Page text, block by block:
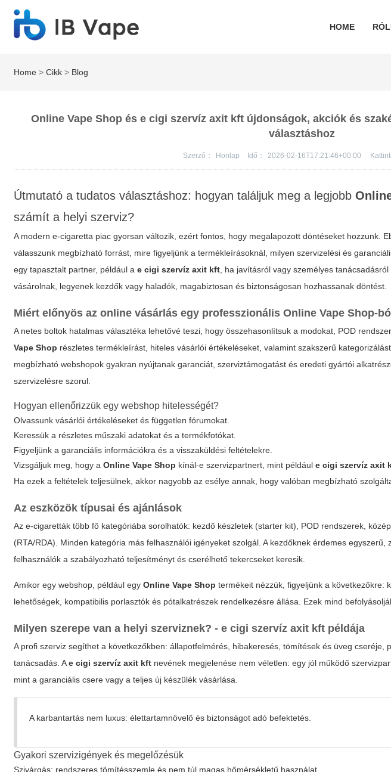
HOME
Home >Cikk > Blog
Online Vape Shop és e cigi szervíz axit kft újdonságok, akciók és
választáshoz
Szerző： Honlap Idő： 2026-02-16T17:21:46+00:00
Útmutató a tudatos választáshoz: hogyan találjuk meg a legjobb
számít a helyi szerviz?
A modern e-cigaretta piac gyorsan változik, ezért fontos, hogy megalapozott döntéseket hozzunk.
válasszunk megbízható forrást, mire figyeljünk a termékleírásoknál, milyen szervizelési és
egy tapasztalt partner, például ae cigi szervíz axit kft , ha javításról vagy személyes
vásárolnak, legyenek kezdők vagy haladók, magabiztosan és biztonságosan hozhassanak döntést.
Miért előnyös az online vásárlás egy professzionálisOnline Vape Shop-
A netes boltok hatalmas választéka lehetővé teszi, hogy összehasonlítsuk a modokat, POD
Vape Shop részletes termékleírást, hiteles vásárlói értékeléseket, valamint szakszerű
megbízható webshopok gyakran nyújtanak garanciát, szerviztámogatást és eredeti gyártói
szervizelésre szorul.
Hogyan ellenőrizzük egy webshop hitelességét?
Olvassunk vásárlói értékeléseket és független fórumokat.
Keressük a részletes műszaki adatokat és a termékfotókat.
Figyeljünk a garanciális információkra és a visszaküldési feltételekre.
Vizsgáljuk meg, hogy aOnline Vape Shop kínál-e szervizpartnert, mint példáule cigi szervíz axit
Ha ezek a feltételek teljesülnek, akkor nagyobb az esélye annak, hogy valóban megbízható
Az eszközök típusai és ajánlások
Az e-cigaretták több fő kategóriába sorolhatók: kezdő készletek (starter kit), POD rendszerek,
(RTA/RDA). Minden kategória más felhasználói igényeket szolgál. A kezdőknek érdemes
felhasználók a szabályozható teljesítményt és cserélhető tekercseket keresik.
Amikor egy webshop, például egyOnline Vape Shop termékeit nézzük, figyeljünk a következőkre:
lehetőségek, kompatibilis porlasztók és pótalkatrészek rendelkezésre állása. Ezek mind
Milyen szerepe van a helyi szerviznek? -e cigi szervíz axit kft példája
A profi szerviz segíthet a következőkben: állapotfelmérés, hibakeresés, tömítések és üveg cseréje,
tanácsadás. Ae cigi szervíz axit kft nevének megjelenése nem véletlen: egy jól működő
mint a garanciális csere vagy a teljes új készülék vásárlása.
A karbantartás nem luxus: élettartamnövelő és biztonságot adó befektetés.
Gyakori szervizigények és megelőzésük
Szivárgás: rendszeres tömítésszemle és nem túl magas hőmérsékletű használat.